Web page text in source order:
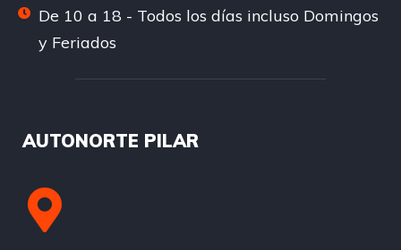
De 10 a 18 - Todos los días incluso Domingos
y Feriados
AUTONORTE PILAR